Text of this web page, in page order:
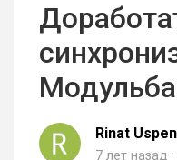
Rinat
7 лет назад